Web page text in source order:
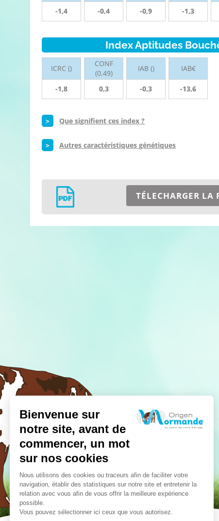
-1,4
-0,4
-0,9 -1,3
Index Aptitudes
ICRC ()
-1,8
CONF
(0,49)
0,3
IAB ()
-0,3
IAB€
-13,6
> Que signifient ces index ?
> Autres caractéristiques génétiques
TÉLECHARGER LA